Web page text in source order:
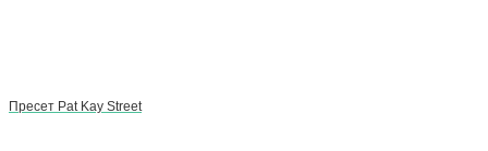
Пресет Pat Kay Street